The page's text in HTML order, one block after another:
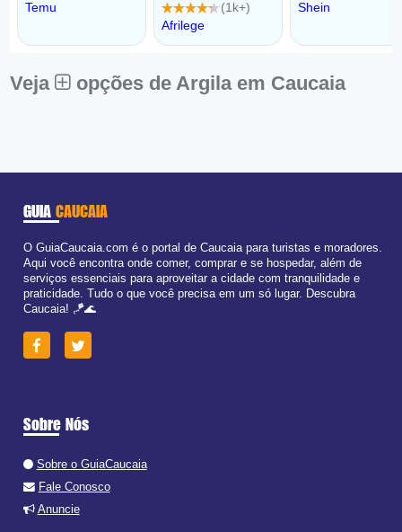
Veja opções de Argila em Caucaia
GUIA CAUCAIA
O GuiaCaucaia.com é o portal de Caucaia para turistas e moradores.
Aqui você encontra onde comer, comprar e se hospedar, além de
serviços essenciais para aproveitar a cidade com tranquilidade e
praticidade. Tudo o que você precisa em um só lugar. Descubra
Caucaia! 🪁🌊
Sobre Nós
Sobre o GuiaCaucaia
Fale Conosco
Anuncie